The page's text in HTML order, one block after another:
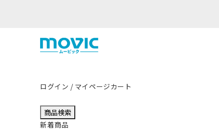
ログイン / マイページカート
商品検索
新着商品